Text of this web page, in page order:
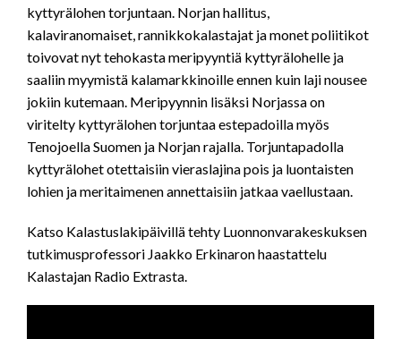
kyttyrälohen torjuntaan. Norjan hallitus,
kalaviranomaiset, rannikkokalastajat ja monet poliitikot
toivovat nyt tehokasta meripyyntiä kyttyrälohelle ja
saaliin myymistä kalamarkkinoille ennen kuin laji nousee
jokiin kutemaan. Meripyynnin lisäksi Norjassa on
viritelty kyttyrälohen torjuntaa estepadoilla myös
Tenojoella Suomen ja Norjan rajalla. Torjuntapadolla
kyttyrälohet otettaisiin vieraslajina pois ja luontaisten
lohien ja meritaimenen annettaisiin jatkaa vaellustaan.
Katso Kalastuslakipäivillä tehty Luonnonvarakeskuksen
tutkimusprofessori Jaakko Erkinaron haastattelu
Kalastajan Radio Extrasta.